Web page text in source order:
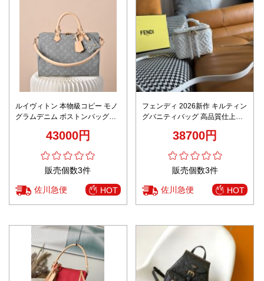
ルイヴィトン 本物級コピー モノ
グラムデニム ボストンバッグ
43000円
販売個数3件
佐川急便 HOT
フェンディ 2026新作 キルティン
グバニティバッグ 高品質仕上げ
追跡可能 数量限定入荷
38700円
販売個数3件
佐川急便 HOT